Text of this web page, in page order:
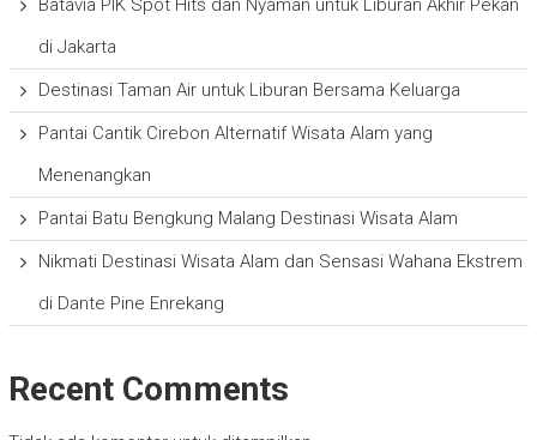
Batavia PIK Spot Hits dan Nyaman untuk Liburan Akhir Pekan
di Jakarta
Destinasi Taman Air untuk Liburan Bersama Keluarga
Pantai Cantik Cirebon Alternatif Wisata Alam yang
Menenangkan
Pantai Batu Bengkung Malang Destinasi Wisata Alam
Nikmati Destinasi Wisata Alam dan Sensasi Wahana Ekstrem
di Dante Pine Enrekang
Recent Comments